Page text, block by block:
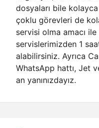
dosyaları bile
çoklu görevleri de
servisi olma amacı
servislerimizden 1
alabilirsiniz. Ayrıca
WhatsApp hattı, Jet
an yanınızdayız.